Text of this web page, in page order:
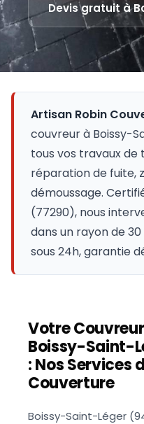
Devis gratuit à
Artisan Robin
couvreur à Boissy-
tous vos travaux de
réparation de fuite,
démoussage.
(77290), nous
dans un rayon de
sous 24h, garantie
Votre
Boissy-Saint-
: Nos Services
Couverture
Boissy-Saint-Léger